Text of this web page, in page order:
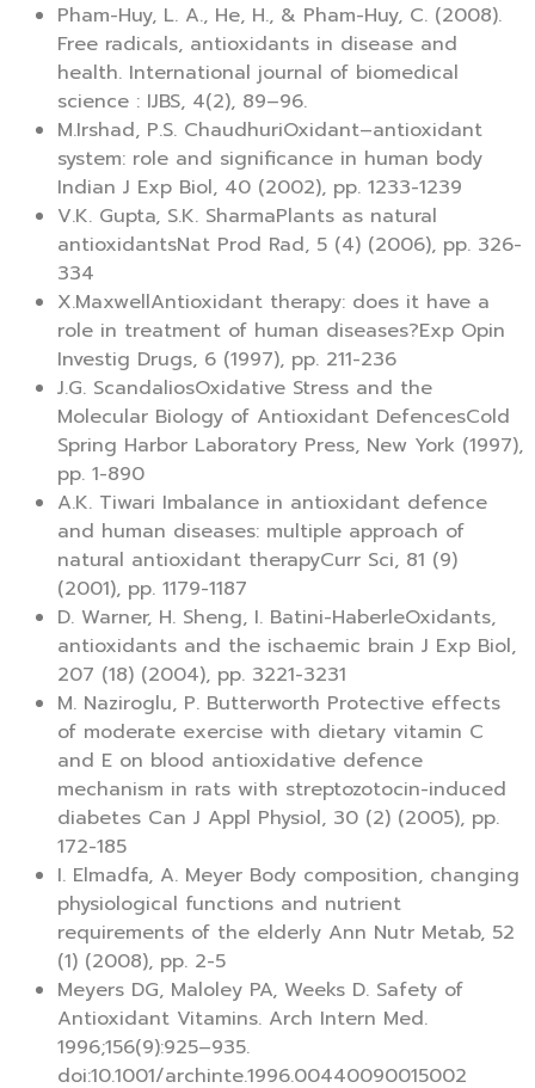
Pham-Huy, L. A., He, H., & Pham-Huy, C. (2008).
Free radicals, antioxidants in disease and
health. International journal of biomedical
science : IJBS, 4(2), 89–96.
M.Irshad, P.S. ChaudhuriOxidant–antioxidant
system: role and significance in human body
Indian J Exp Biol, 40 (2002), pp. 1233-1239
V.K. Gupta, S.K. SharmaPlants as natural
antioxidantsNat Prod Rad, 5 (4) (2006), pp. 326-
334
X.MaxwellAntioxidant therapy: does it have a
role in treatment of human diseases?Exp Opin
Investig Drugs, 6 (1997), pp. 211-236
J.G. ScandaliosOxidative Stress and the
Molecular Biology of Antioxidant DefencesCold
Spring Harbor Laboratory Press, New York (1997),
pp. 1-890
A.K. Tiwari Imbalance in antioxidant defence
and human diseases: multiple approach of
natural antioxidant therapyCurr Sci, 81 (9)
(2001), pp. 1179-1187
D. Warner, H. Sheng, I. Batini-HaberleOxidants,
antioxidants and the ischaemic brain J Exp Biol,
207 (18) (2004), pp. 3221-3231
M. Naziroglu, P. Butterworth Protective effects
of moderate exercise with dietary vitamin C
and E on blood antioxidative defence
mechanism in rats with streptozotocin-induced
diabetes Can J Appl Physiol, 30 (2) (2005), pp.
172-185
I. Elmadfa, A. Meyer Body composition, changing
physiological functions and nutrient
requirements of the elderly Ann Nutr Metab, 52
(1) (2008), pp. 2-5
Meyers DG, Maloley PA, Weeks D. Safety of
Antioxidant Vitamins. Arch Intern Med.
1996;156(9):925–935.
doi:10.1001/archinte.1996.00440090015002